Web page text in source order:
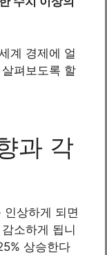
계 경제에 얼
펴보도록 할
과 각
인상하게 되면
소하게 됩니
상승한다